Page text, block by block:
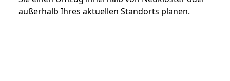
außerhalb Ihres aktuellen Standorts planen.